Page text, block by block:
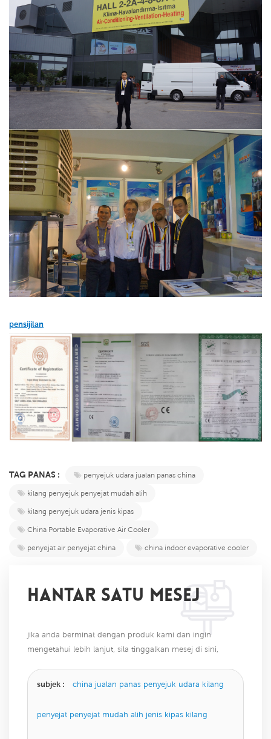
pensijilan
TAG PANAS :
penyejuk udara jualan panas china
kilang penyejuk penyejat mudah alih
kilang penyejuk udara jenis kipas
China Portable Evaporative Air Cooler
penyejat air penyejat china
china indoor evaporative cooler
HANTAR SATU MESEJ
jika anda berminat dengan produk kami dan ingin
mengetahui lebih lanjut, sila tinggalkan mesej di sini,
subjek : china jualan panas penyejuk udara kilang
penyejat penyejat mudah alih jenis kipas kilang